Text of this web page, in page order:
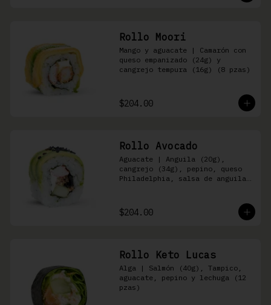
Rollo Moori
Mango y aguacate | Camarón con
queso empanizado (24g) y
cangrejo tempura (16g) (8 pzas)
$204.00
Rollo Avocado
Aguacate | Anguila (20g),
cangrejo (34g), pepino, queso
Philadelphia, salsa de anguila
$204.00
Rollo Keto Lucas
Alga | Salmón (40g), Tampico,
aguacate, pepino y lechuga (12
pzas)